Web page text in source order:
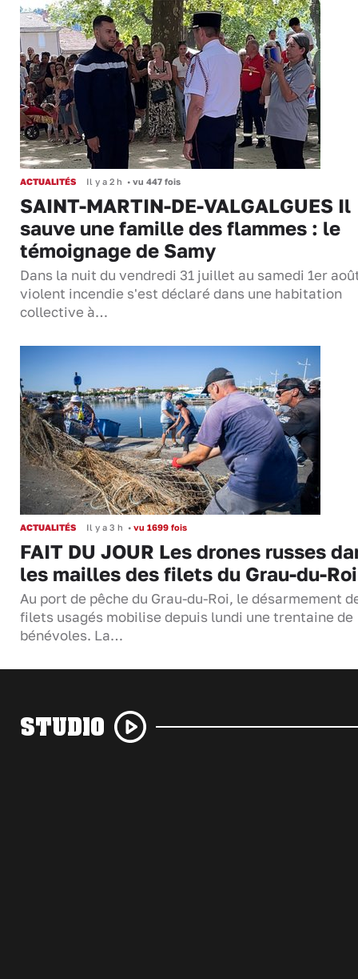
ACTUALITÉS Il y a 2 h • vu 447 fois
SAINT-MARTIN-DE-VALGALGUES Il
sauve une famille des flammes : le
témoignage de Samy
Dans la nuit du vendredi 31 juillet au samedi 1er
violent incendie s'est déclaré dans une habitation
collective à…
ACTUALITÉS Il y a 3 h • vu 1699 fois
FAIT DU JOUR Les drones russes
les mailles des filets du Grau-du-Roi
Au port de pêche du Grau-du-Roi, le désarmement
filets usagés mobilise depuis lundi une trentaine de
bénévoles. La…
STUDIO